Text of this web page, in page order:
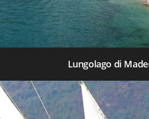
Lungolago di